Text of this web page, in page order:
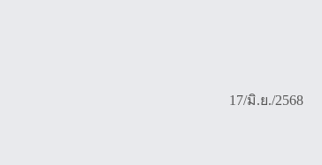
17/มิ.ย./2568